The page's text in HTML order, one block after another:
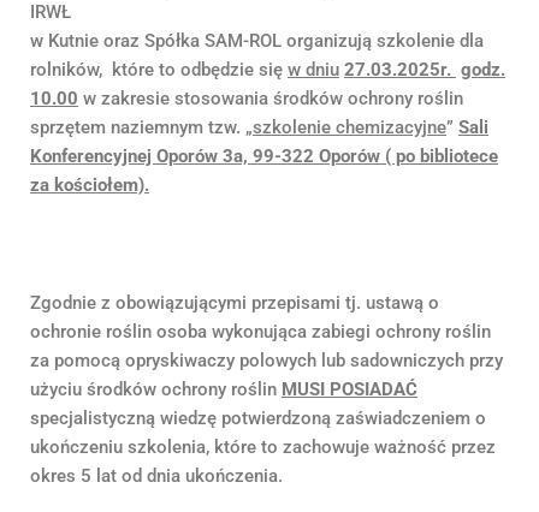
IRWŁ
w Kutnie oraz Spółka SAM-ROL organizują szkolenie dla
rolników, które to odbędzie się w dniu 27.03.2025r. godz.
10.00 w zakresie stosowania środków ochrony roślin
sprzętem naziemnym tzw. „szkolenie chemizacyjne” Sali
Konferencyjnej Oporów 3a, 99-322 Oporów ( po bibliotece
za kościołem).
Zgodnie z obowiązującymi przepisami tj. ustawą o
ochronie roślin osoba wykonująca zabiegi ochrony roślin
za pomocą opryskiwaczy polowych lub sadowniczych przy
użyciu środków ochrony roślin MUSI POSIADAĆ
specjalistyczną wiedzę potwierdzoną zaświadczeniem o
ukończeniu szkolenia, które to zachowuje ważność przez
okres 5 lat od dnia ukończenia.